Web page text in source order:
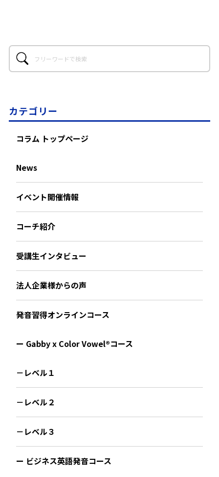
カテゴリー
コラム トップページ
News
イベント開催情報
コーチ紹介
受講生インタビュー
法人企業様からの声
発音習得オンラインコース
ー Gabby x Color Vowel®︎コース
－レベル１
－レベル２
－レベル３
ー ビジネス英語発音コース